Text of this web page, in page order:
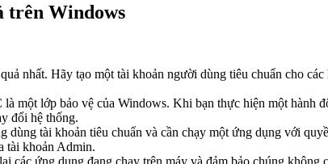
trên Windows
nhất. Hãy tạo một tài khoản người dùng tiêu chuẩn cho
một lớp bảo vệ của Windows. Khi bạn thực hiện một hành
đổi hệ thống.
dùng tài khoản tiêu chuẩn và cần chạy một ứng dụng với
tài khoản Admin.
các ứng dụng đang chạy trên máy và đảm bảo chúng không